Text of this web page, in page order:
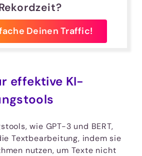
Deinen Traffic!
effektive KI-
wie GPT-3 und BERT,
Textbearbeitung, indem sie
nutzen, um Texte nicht